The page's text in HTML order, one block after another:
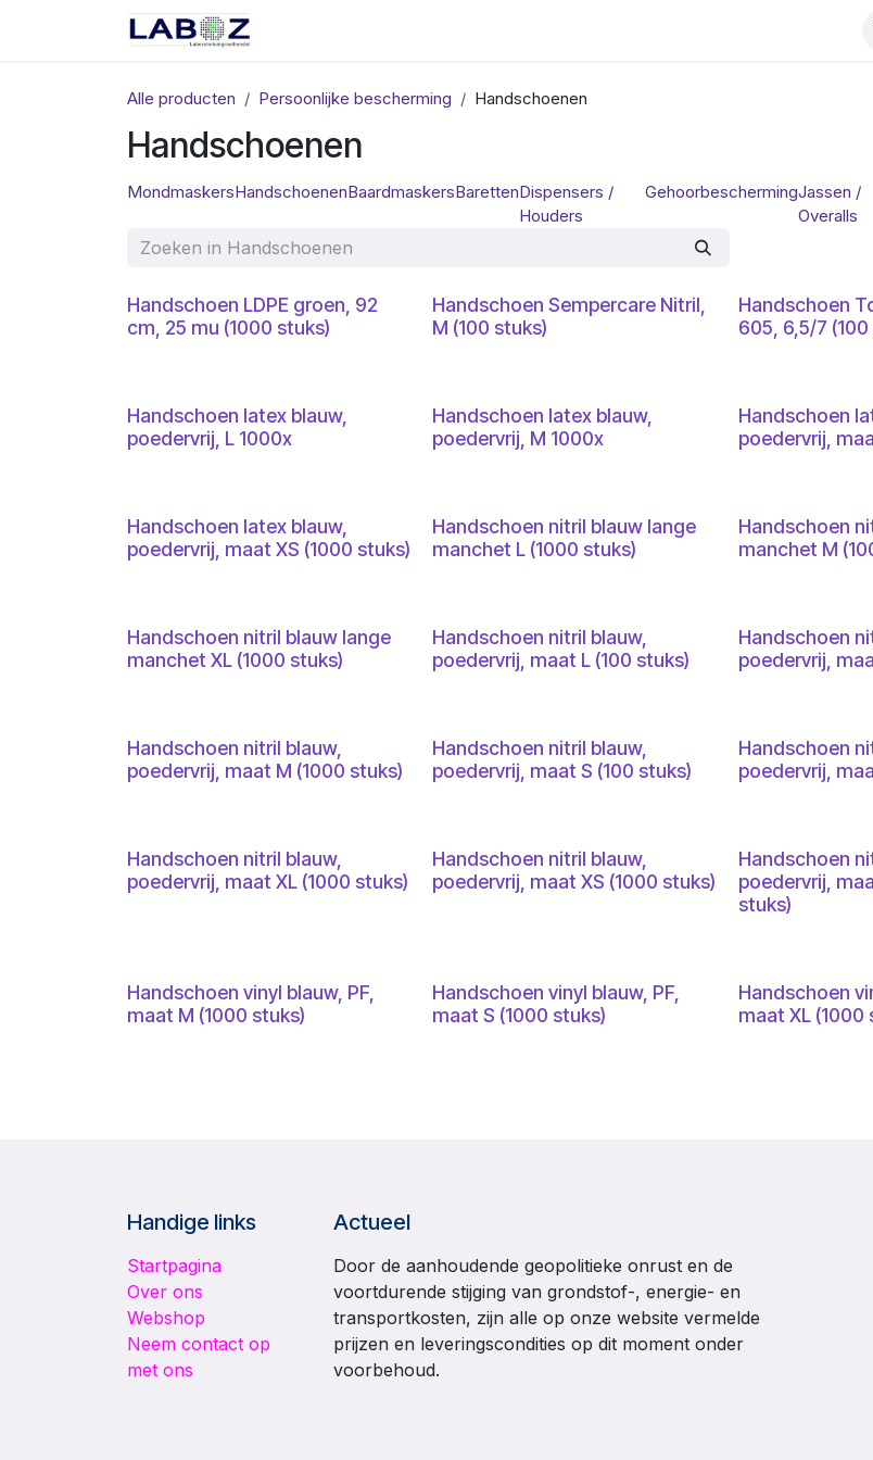
Klant
Alle producten Persoonlijke bescherming Handschoenen
Handschoenen
MondmaskersHandschoenenBaardmaskersBarettenDispensers /
Houders
GehoorbeschermingJassen /
Overalls
Handschoen LDPE groen, 92
cm, 25 mu (1000 stuks)
Handschoen Sempercare Nitril,
M (100 stuks)
Handschoen
605, 6,5/7
Handschoen latex blauw,
poedervrij, L 1000x
Handschoen latex blauw,
poedervrij, M 1000x
Handschoen
poedervrij,
Handschoen latex blauw,
poedervrij, maat XS (1000 stuks)
Handschoen nitril blauw lange
manchet L (1000 stuks)
Handschoen
manchet M
Handschoen nitril blauw lange
manchet XL (1000 stuks)
Handschoen nitril blauw,
poedervrij, maat L (100 stuks)
Handschoen
poedervrij,
Handschoen nitril blauw,
poedervrij, maat M (1000 stuks)
Handschoen nitril blauw,
poedervrij, maat S (100 stuks)
Handschoen
poedervrij,
Handschoen nitril blauw,
poedervrij, maat XL (1000 stuks)
Handschoen nitril blauw,
poedervrij, maat XS (1000 stuks)
Handschoen
poedervrij,
stuks)
Handschoen vinyl blauw, PF,
maat M (1000 stuks)
Handschoen vinyl blauw, PF,
maat S (1000 stuks)
Handschoen
maat XL (1000
Handige links
Startpagina
Over ons
Webshop
Neem contact op
met ons
Actueel
Door de aanhoudende geopolitieke onrust en de
voortdurende stijging van grondstof-, energie- en
transportkosten, zijn alle op onze website vermelde
prijzen en leveringscondities op dit moment onder
voorbehoud.